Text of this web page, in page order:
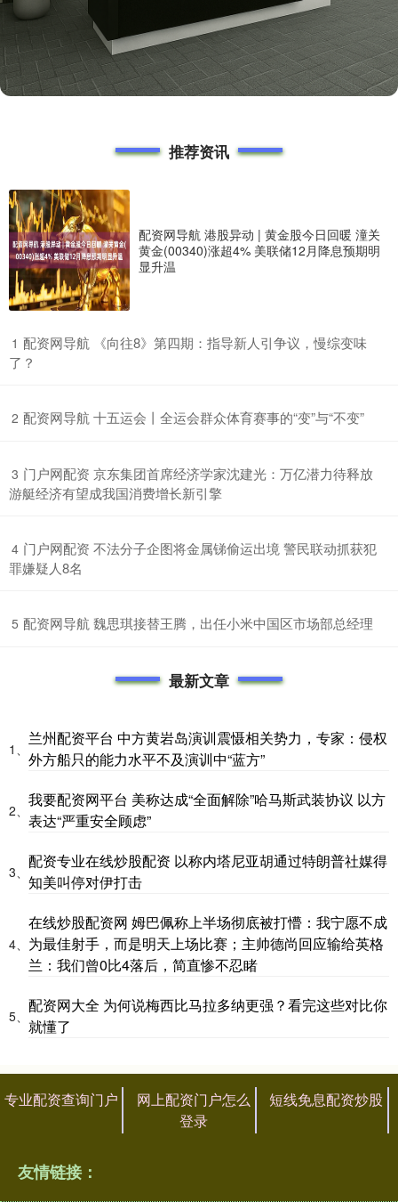
推荐资讯
配资网导航 港股异动 | 黄金股今日回暖 潼关
黄金(00340)涨超4% 美联储12月降息预期明
显升温
1 ​配资网导航 《向往8》第四期：指导新人引争议，慢综变味
了？
2 ​配资网导航 十五运会丨全运会群众体育赛事的“变”与“不变”
3 ​门户网配资 京东集团首席经济学家沈建光：万亿潜力待释放
游艇经济有望成我国消费增长新引擎
4 ​门户网配资 不法分子企图将金属锑偷运出境 警民联动抓获犯
罪嫌疑人8名
5 ​配资网导航 魏思琪接替王腾，出任小米中国区市场部总经理
最新文章
1、
兰州配资平台 中方黄岩岛演训震慑相关势力，专家：侵权
外方船只的能力水平不及演训中“蓝方”
2、
我要配资网平台 美称达成“全面解除”哈马斯武装协议 以方
表达“严重安全顾虑”
3、
配资专业在线炒股配资 以称内塔尼亚胡通过特朗普社媒得
知美叫停对伊打击
4、
在线炒股配资网 姆巴佩称上半场彻底被打懵：我宁愿不成
为最佳射手，而是明天上场比赛；主帅德尚回应输给英格
兰：我们曾0比4落后，简直惨不忍睹
5、
配资网大全 为何说梅西比马拉多纳更强？看完这些对比你
就懂了
专业配资查询门户
网上配资门户怎么
登录
短线免息配资炒股
友情链接：